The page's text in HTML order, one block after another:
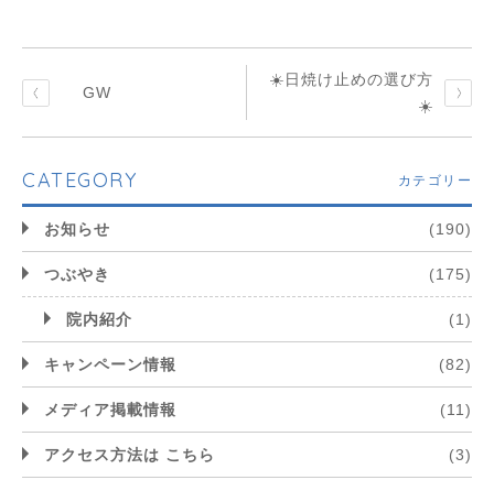
GW
☀️日焼け止めの選び方
☀️
CATEGORY カテゴリー
お知らせ (190)
つぶやき (175)
院内紹介 (1)
キャンペーン情報 (82)
メディア掲載情報 (11)
アクセス方法は こちら (3)